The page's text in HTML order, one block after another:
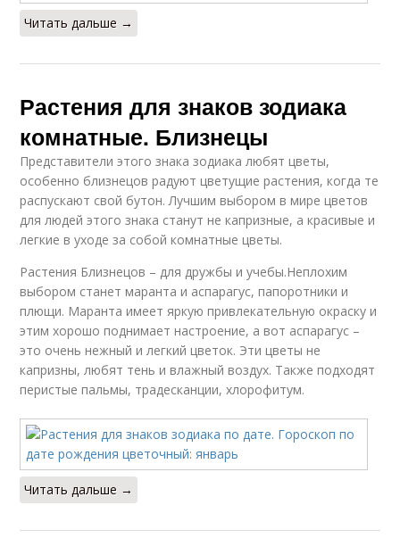
Читать дальше →
Растения для знаков зодиака
комнатные. Близнецы
Представители этого знака зодиака любят цветы,
особенно близнецов радуют цветущие растения, когда те
распускают свой бутон. Лучшим выбором в мире цветов
для людей этого знака станут не капризные, а красивые и
легкие в уходе за собой комнатные цветы.
Растения Близнецов – для дружбы и учебы.Неплохим
выбором станет маранта и аспарагус, папоротники и
плющи. Маранта имеет яркую привлекательную окраску и
этим хорошо поднимает настроение, а вот аспарагус –
это очень нежный и легкий цветок. Эти цветы не
капризны, любят тень и влажный воздух. Также подходят
перистые пальмы, традесканции, хлорофитум.
Читать дальше →